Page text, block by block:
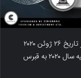
وزارت بهداشت لیست اصلاح شده کشورها را در تاریخ ۲۶ ژوئن ۲۰۲۰
منتشر کرد. قوانین برای مسافرینی که از اول ژوئیه سال ۲۰۲۰ به قبرس